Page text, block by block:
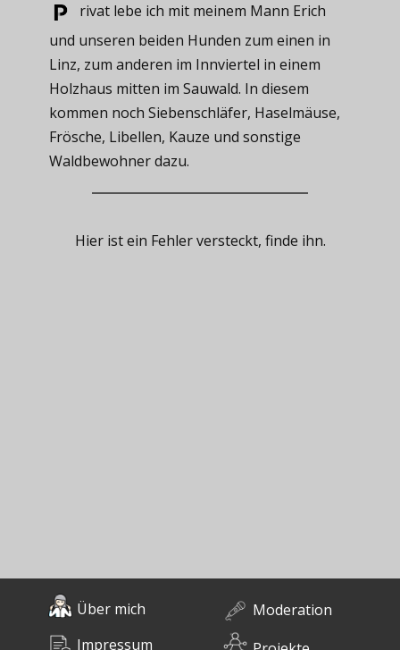
rivat ​lebe ich mit meinem Mann Erich
und unseren beiden Hunden zum einen in
Linz, zum anderen im Innviertel in einem
Holzhaus mitten im Sauwald. In diesem
kommen noch Siebenschläfer, Haselmäuse,
Frösche, Libellen, Kauze und sonstige
Waldbewohner dazu.
Hier ist ein Fehler versteckt, finde ihn.
Moderation
Über mich
Impressum